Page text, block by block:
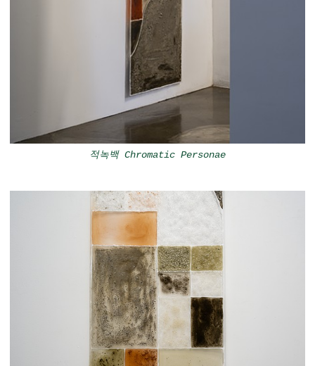
적녹백 Chromatic Personae